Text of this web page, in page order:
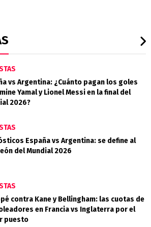
vs Argentina: ¿Cuánto pagan los goles
Yamal y Lionel Messi en la final del
2026?
España vs Argentina: se define al
del Mundial 2026
contra Kane y Bellingham: las cuotas de
en Francia vs Inglaterra por el
puesto